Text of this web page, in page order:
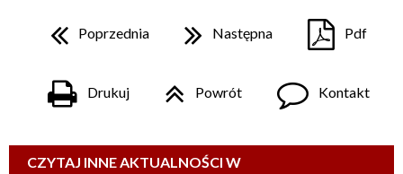
Poprzednia Następna Pdf
Drukuj Powrót Kontakt
CZYTAJ INNE AKTUALNOŚCI W